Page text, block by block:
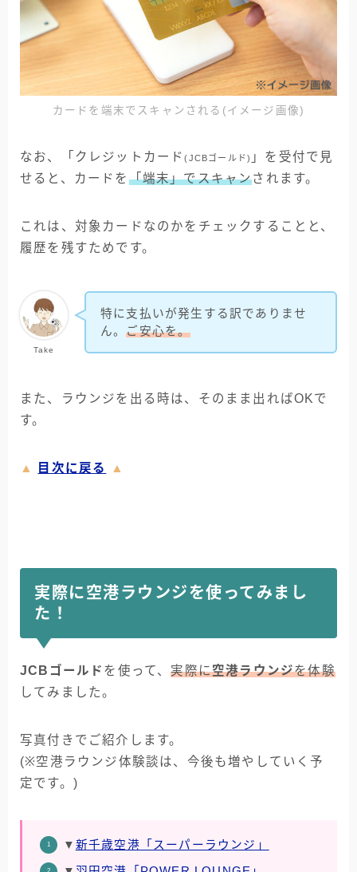
カードを端末でスキャンされる(イメージ画像)
なお、「クレジットカード(JCBゴールド) 」を受付で見
せると、カードを 「端末」でスキャンされます。
これは、対象カードなのかをチェックすることと、
履歴を残すためです。
Take
特に支払いが発生する訳でありませ
ん。ご安心を。
また、ラウンジを出る時は、そのまま出ればOKで
す。
▲ 目次に戻る ▲
実際に空港ラウンジを使ってみまし
た！
JCBゴールド を使って、実際に空港ラウンジを体験
してみました。
写真付きでご紹介します。
(※空港ラウンジ体験談は、今後も増やしていく予
定です。)
▼ 新千歳空港「スーパーラウンジ」